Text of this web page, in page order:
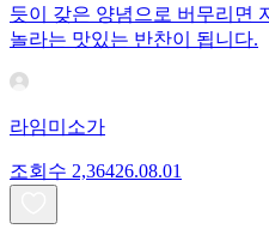
듯이 갖은 양념으로 버무리면
놀라는 맛있는 반찬이 됩니다.
라임미소가
조회수 2,36426.08.01